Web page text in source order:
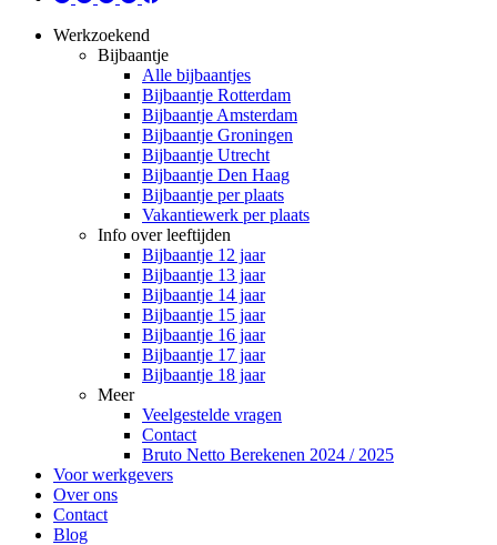
Werkzoekend
Bijbaantje
Alle bijbaantjes
Bijbaantje Rotterdam
Bijbaantje Amsterdam
Bijbaantje Groningen
Bijbaantje Utrecht
Bijbaantje Den Haag
Bijbaantje per plaats
Vakantiewerk per plaats
Info over leeftijden
Bijbaantje 12 jaar
Bijbaantje 13 jaar
Bijbaantje 14 jaar
Bijbaantje 15 jaar
Bijbaantje 16 jaar
Bijbaantje 17 jaar
Bijbaantje 18 jaar
Meer
Veelgestelde vragen
Contact
Bruto Netto Berekenen 2024 / 2025
Voor werkgevers
Over ons
Contact
Blog